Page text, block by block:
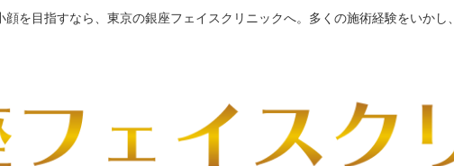
を目指すなら、東京の銀座フェイスクリニックへ。多くの施術経験をいかし